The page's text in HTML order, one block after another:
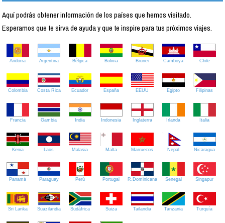
Aquí podrás obtener información de los países que hemos visitado.
Esperamos que te sirva de ayuda y que te inspire para tus próximos viajes.
Andorra Argentina Bélgica Bolivia Brunei Camboya Chile
Colombia Costa Rica Ecuador España EEUU Egipto Filipinas
Francia Gambia India Indonesia Inglaterra Irlanda Italia
Kenia Laos Malasia Malta Marruecos Nepal Nicaragua
Panamá Paraguay Perú Portugal R.Dominicana Senegal Singapur
Sri Lanka Suazilandia Sudáfrica Suiza Tailandia Tanzania Turquía